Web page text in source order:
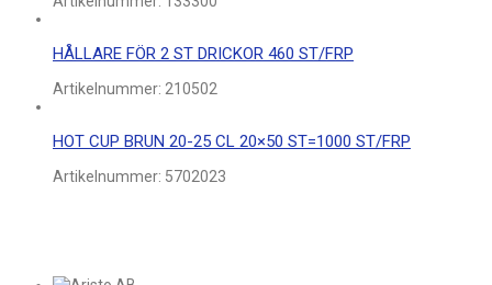
HÅLLARE FÖR 2 ST DRICKOR 460 ST/FRP
Artikelnummer: 210502
HOT CUP BRUN 20-25 CL 20×50 ST=1000 ST/FRP
Artikelnummer: 5702023